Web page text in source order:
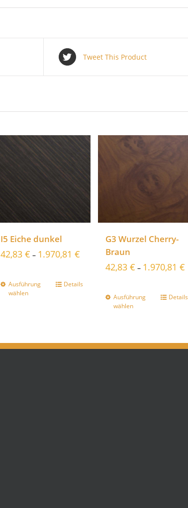
Tweet This Product
I5 Eiche dunkel
42,83€ – 1.970,81€
Ausführung
wählen
Details
G3 Wurzel Cherry-
Braun
42,83 € – 1.970,81 €
Ausführung
wählen
Details